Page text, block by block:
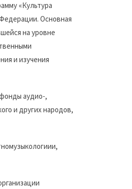
«Культура
Основная
на уровне
и изучения
аудио-,
и других народов,